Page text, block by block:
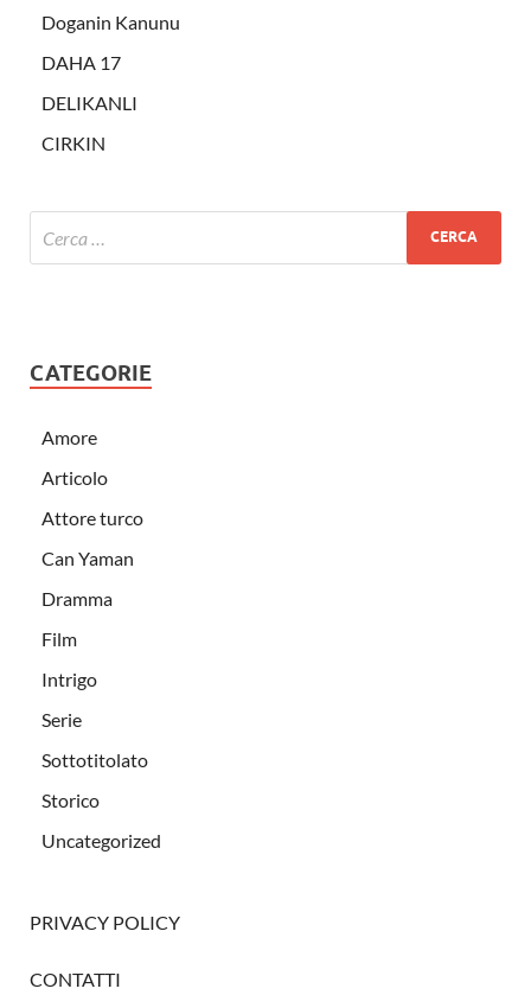
Doganin Kanunu
DAHA 17
DELIKANLI
CIRKIN
CATEGORIE
Amore
Articolo
Attore turco
Can Yaman
Dramma
Film
Intrigo
Serie
Sottotitolato
Storico
Uncategorized
PRIVACY POLICY
CONTATTI